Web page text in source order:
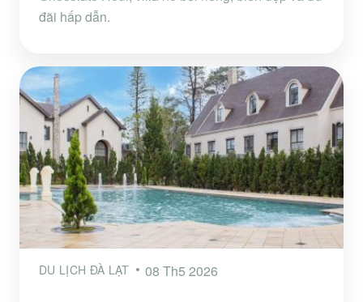
đãi hấp dẫn.
DU LỊCH ĐÀ LẠT 08 Th5 2026